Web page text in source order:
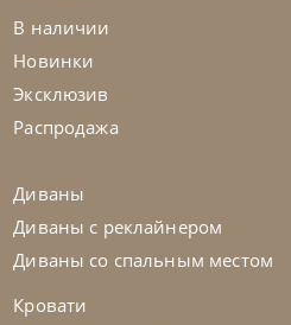
На заказ
В наличии
Новинки
Эксклюзив
Распродажа
Диваны
Диваны с реклайнером
Диваны со спальным местом
Кровати